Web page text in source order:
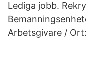
Lediga jobb.
Arbetsgivare /